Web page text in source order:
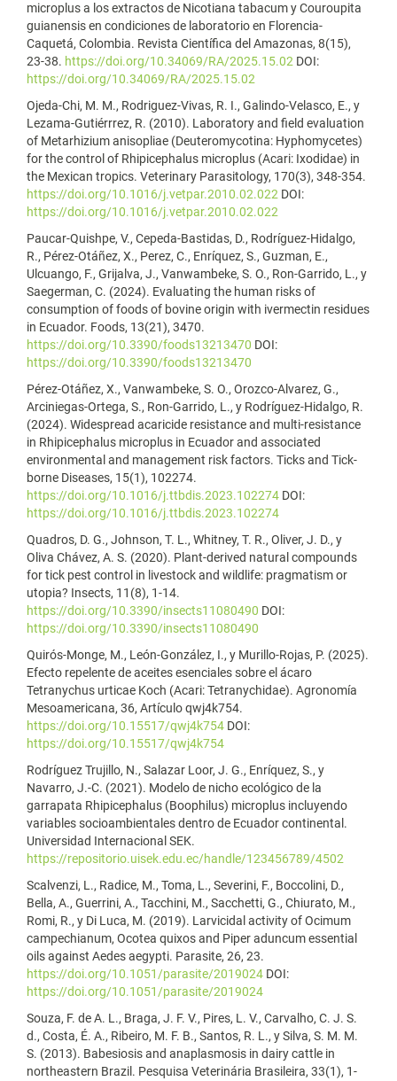
microplus a los extractos de Nicotiana tabacum y Couroupita
guianensis en condiciones de laboratorio en Florencia-
Caquetá, Colombia. Revista Científica del Amazonas, 8(15),
23-38. https://doi.org/10.34069/RA/2025.15.02 DOI:
https://doi.org/10.34069/RA/2025.15.02
Ojeda-Chi, M. M., Rodriguez-Vivas, R. I., Galindo-Velasco, E., y
Lezama-Gutiérrrez, R. (2010). Laboratory and field evaluation
of Metarhizium anisopliae (Deuteromycotina: Hyphomycetes)
for the control of Rhipicephalus microplus (Acari: Ixodidae) in
the Mexican tropics. Veterinary Parasitology, 170(3), 348-354.
https://doi.org/10.1016/j.vetpar.2010.02.022 DOI:
https://doi.org/10.1016/j.vetpar.2010.02.022
Paucar-Quishpe, V., Cepeda-Bastidas, D., Rodríguez-Hidalgo,
R., Pérez-Otáñez, X., Perez, C., Enríquez, S., Guzman, E.,
Ulcuango, F., Grijalva, J., Vanwambeke, S. O., Ron-Garrido, L., y
Saegerman, C. (2024). Evaluating the human risks of
consumption of foods of bovine origin with ivermectin residues
in Ecuador. Foods, 13(21), 3470.
https://doi.org/10.3390/foods13213470 DOI:
https://doi.org/10.3390/foods13213470
Pérez-Otáñez, X., Vanwambeke, S. O., Orozco-Alvarez, G.,
Arciniegas-Ortega, S., Ron-Garrido, L., y Rodríguez-Hidalgo, R.
(2024). Widespread acaricide resistance and multi-resistance
in Rhipicephalus microplus in Ecuador and associated
environmental and management risk factors. Ticks and Tick-
borne Diseases, 15(1), 102274.
https://doi.org/10.1016/j.ttbdis.2023.102274 DOI:
https://doi.org/10.1016/j.ttbdis.2023.102274
Quadros, D. G., Johnson, T. L., Whitney, T. R., Oliver, J. D., y
Oliva Chávez, A. S. (2020). Plant-derived natural compounds
for tick pest control in livestock and wildlife: pragmatism or
utopia? Insects, 11(8), 1-14.
https://doi.org/10.3390/insects11080490 DOI:
https://doi.org/10.3390/insects11080490
Quirós-Monge, M., León-González, I., y Murillo-Rojas, P. (2025).
Efecto repelente de aceites esenciales sobre el ácaro
Tetranychus urticae Koch (Acari: Tetranychidae). Agronomía
Mesoamericana, 36, Artículo qwj4k754.
https://doi.org/10.15517/qwj4k754 DOI:
https://doi.org/10.15517/qwj4k754
Rodríguez Trujillo, N., Salazar Loor, J. G., Enríquez, S., y
Navarro, J.-C. (2021). Modelo de nicho ecológico de la
garrapata Rhipicephalus (Boophilus) microplus incluyendo
variables socioambientales dentro de Ecuador continental.
Universidad Internacional SEK.
https://repositorio.uisek.edu.ec/handle/123456789/4502
Scalvenzi, L., Radice, M., Toma, L., Severini, F., Boccolini, D.,
Bella, A., Guerrini, A., Tacchini, M., Sacchetti, G., Chiurato, M.,
Romi, R., y Di Luca, M. (2019). Larvicidal activity of Ocimum
campechianum, Ocotea quixos and Piper aduncum essential
oils against Aedes aegypti. Parasite, 26, 23.
https://doi.org/10.1051/parasite/2019024 DOI:
https://doi.org/10.1051/parasite/2019024
Souza, F. de A. L., Braga, J. F. V., Pires, L. V., Carvalho, C. J. S.
d., Costa, É. A., Ribeiro, M. F. B., Santos, R. L., y Silva, S. M. M.
S. (2013). Babesiosis and anaplasmosis in dairy cattle in
northeastern Brazil. Pesquisa Veterinária Brasileira, 33(1), 1-